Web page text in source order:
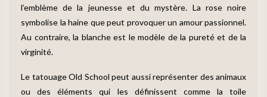
l’emblème de la jeunesse et du mystère. La rose noire
symbolise la haine que peut provoquer un amour passionnel.
Au contraire, la blanche est le modèle de la pureté et de la
virginité.
Le tatouage Old School peut aussi représenter des animaux
ou des éléments qui les définissent comme la toile